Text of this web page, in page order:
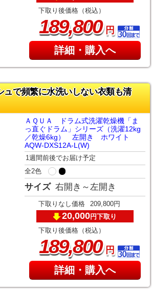
下取り後価格（税込）
189,800円
詳細・購入へ
ュで頻繁に水洗いしない衣類も清
ＡＱＵＡ ドラム式洗濯乾燥機「ま
っ直ぐドラム」シリーズ（洗濯12kg
／乾燥6kg） 左開き ホワイト
AQW-DXS12A-L(W)
1週間前後でお届け予定
全2色
サイズ 右開き～左開き
下取りなし価格 209,800円
20,000円下取り
下取り後価格（税込）
189,800円
詳細・購入へ